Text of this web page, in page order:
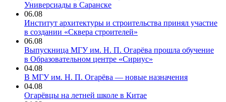
Универсиады в Саранске
06.08
Институт архитектуры и строительства принял участие
в создании «Сквера строителей»
06.08
Выпускница МГУ им. Н. П. Огарёва прошла обучение
в Образовательном центре «Сириус»
04.08
В МГУ им. Н. П. Огарёва — новые назначения
04.08
Огарёвцы на летней школе в Китае